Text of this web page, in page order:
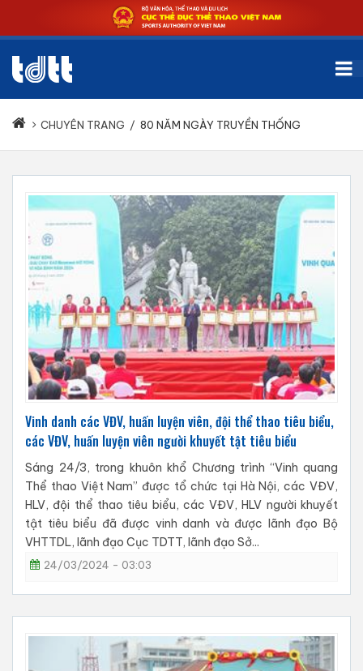
CHUYÊN TRANG / 80 NĂM NGÀY TRUYỀN THỐNG
Vinh danh các VĐV, huấn luyện viên, đội thể thao tiêu biểu,
các VĐV, huấn luyện viên người khuyết tật tiêu biểu
Sáng 24/3, trong khuôn khổ Chương trình “Vinh quang
Thể thao Việt Nam” được tổ chức tại Hà Nội, các VĐV,
HLV, đội thể thao tiêu biểu, các VĐV, HLV người khuyết
tật tiêu biểu đã được vinh danh và được lãnh đạo Bộ
VHTTDL, lãnh đạo Cục TDTT, lãnh đạo Sở...
24/03/2024 - 03:03